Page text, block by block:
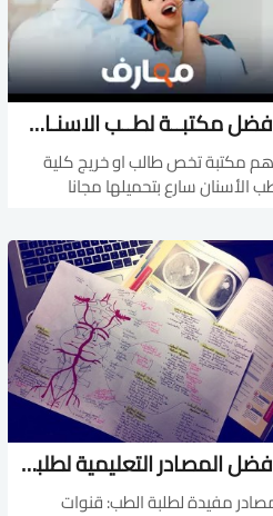
افضل مكتبــة لطــب الاسنـان بحجـم 40 جيجا
مكتبة تخص طالب او خريج كلية
الأسنان سارع بتحميلها مجانا
افضل المصادر التعليمية لطلبة الطب وطب الاسنان والتمريض والصيدلية
مفيدة لطلبة الطب: قنوات